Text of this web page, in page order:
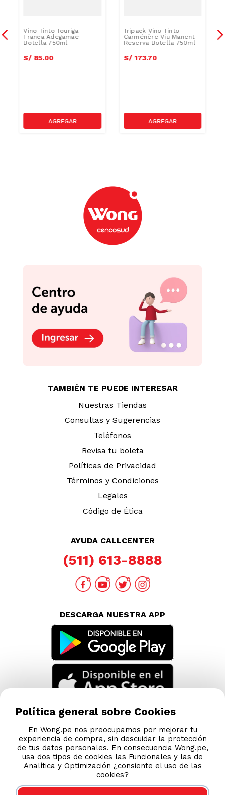
Vino Tinto Touriga
Franca Adegamae
Botella 750ml
S/ 85.00
Tripack Vino Tinto
Carménère Viu Manent
Reserva Botella 750ml
S/ 173.70
TAMBIÉN TE PUEDE INTERESAR
Nuestras Tiendas
Consultas y Sugerencias
Teléfonos
Revisa tu boleta
Políticas de Privacidad
Términos y Condiciones
Legales
Código de Ética
AYUDA CALLCENTER
(511) 613-8888
DESCARGA NUESTRA APP
Política general sobre Cookies
En Wong.pe nos preocupamos por mejorar tu
experiencia de compra, sin descuidar la protección
de tus datos personales. En consecuencia Wong.pe,
usa dos tipos de cookies las Funcionales y las de
Analítica y Optimización ¿consiente el uso de las
cookies?